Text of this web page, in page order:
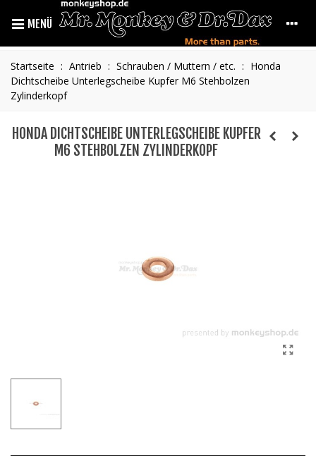
MENÜ
Startseite : Antrieb : Schrauben / Muttern / etc. : Honda
Dichtscheibe Unterlegscheibe Kupfer M6 Stehbolzen
Zylinderkopf
HONDA DICHTSCHEIBE UNTERLEGSCHEIBE KUPFER
M6 STEHBOLZEN ZYLINDERKOPF